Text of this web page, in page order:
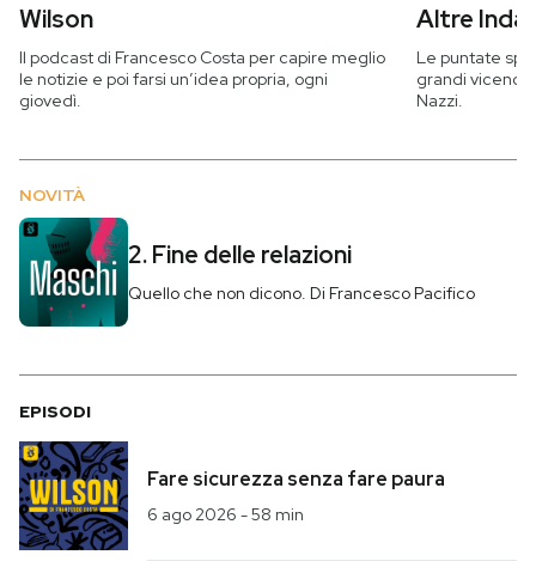
Internet
Scienza
Cultura
Media
Europa
PODCAST
I MIEI PREFERITI
SHOP
Wilson
Il podcast di Francesco Costa per capire meglio
le notizie e poi farsi un’idea propria, ogni
giovedì.
Altre
Le puntate
grandi
Nazzi.
NOVITÀ
2. Fine delle relazioni
Quello che non dicono. Di Francesco Pacifico
EPISODI
Fare sicurezza senza fare paura
6 ago 2026 -58 min